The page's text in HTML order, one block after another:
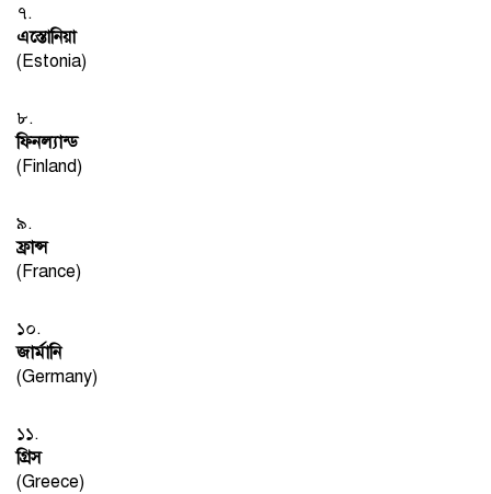
৭.
এস্তোনিয়া
(Estonia)
৮.
ফিনল্যান্ড
(Finland)
৯.
ফ্রান্স
(France)
১০.
জার্মানি
(Germany)
১১.
গ্রিস
(Greece)